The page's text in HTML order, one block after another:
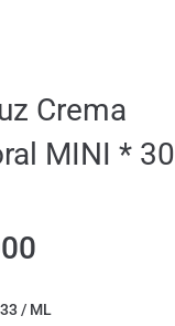
Crema
MINI * 30
/ ML